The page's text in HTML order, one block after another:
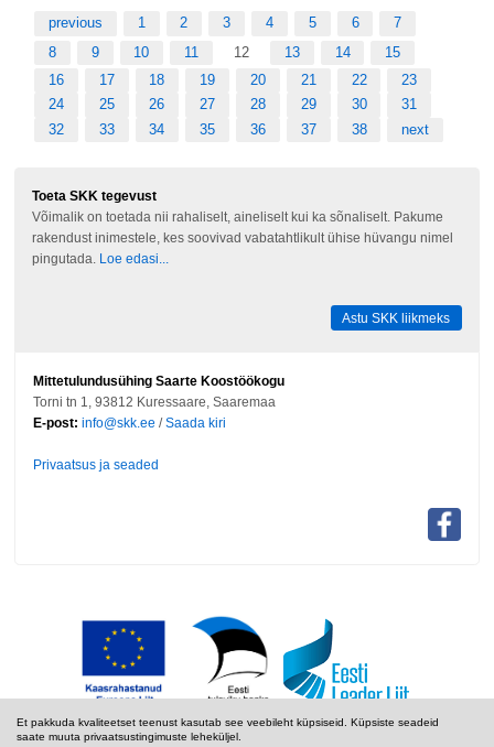
Et pakkuda kvaliteetset teenust kasutab see veebileht küpsiseid. Küpsiste seadeid
saate muuta privaatsustingimuste leheküljel.
previous 1 2 3 4 5 6
7
8
9 10 11 12 13 14
15
16
17 18 19 20 21 22
23
24
25 26 27 28 29 30
31
32
33 34 35 36 37 38 next
Toeta SKK tegevust
Võimalik on toetada nii rahaliselt, aineliselt kui ka sõnaliselt. Pakume
rakendust inimestele, kes soovivad vabatahtlikult ühise hüvangu nimel
pingutada.
Loe edasi...
Astu SKK liikmeks
Mittetulundusühing Saarte Koostöökogu
Torni tn 1, 93812 Kuressaare, Saaremaa
E-post: info@skk.ee /Saada kiri
Privaatsus ja seaded